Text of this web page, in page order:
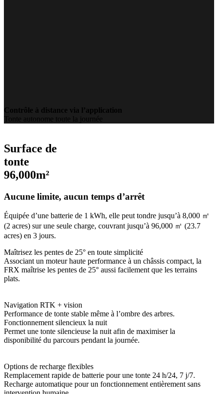
Contrôle à distance via l’application
Tonte autonome toute la journée
Surface de
tonte
96,000m²
Aucune limite, aucun temps d’arrêt
Équipée d’une batterie de 1 kWh, elle peut tondre jusqu’à 8,000 ㎡
(2 acres) sur une seule charge, couvrant jusqu’à 96,000 ㎡ (23.7
acres) en 3 jours.
Maîtrisez les pentes de 25° en toute simplicité
Associant un moteur haute performance à un châssis compact, la
FRX maîtrise les pentes de 25° aussi facilement que les terrains
plats.
Navigation RTK + vision
Performance de tonte stable même à l’ombre des arbres.
Fonctionnement silencieux la nuit
Permet une tonte silencieuse la nuit afin de maximiser la
disponibilité du parcours pendant la journée.
Options de recharge flexibles
Remplacement rapide de batterie pour une tonte 24 h/24, 7 j/7.
Recharge automatique pour un fonctionnement entièrement sans